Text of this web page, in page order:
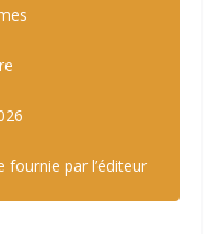
fournie par l’éditeur